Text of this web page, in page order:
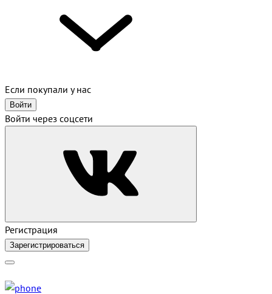
Если покупали у нас
Войти
Войти через соцсети
Регистрация
Зарегистрироваться